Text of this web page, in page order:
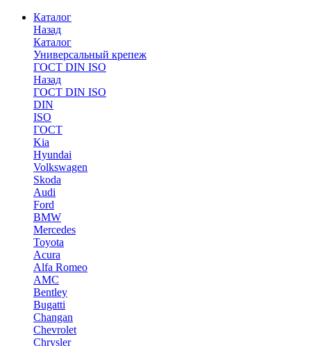
Каталог
Назад
Каталог
Универсальный крепеж
ГОСТ DIN ISO
Назад
ГОСТ DIN ISO
DIN
ISO
ГОСТ
Kia
Hyundai
Volkswagen
Skoda
Audi
Ford
BMW
Mercedes
Toyota
Acura
Alfa Romeo
AMC
Bentley
Bugatti
Changan
Chevrolet
Chrysler